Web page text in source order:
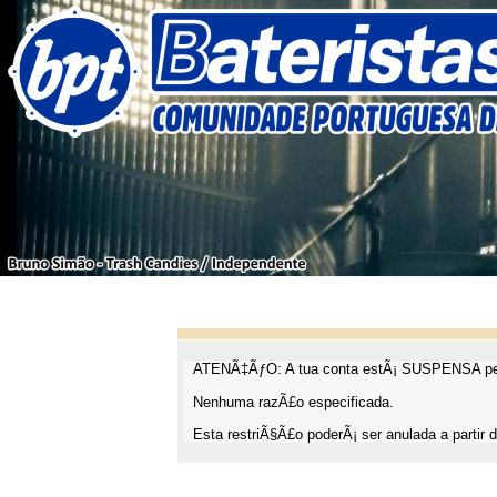
ATENÃ‡ÃƒO: A tua conta estÃ¡ SUSPENSA
Nenhuma razÃ£o especificada.
Esta restriÃ§Ã£o poderÃ¡ ser anulada a partir